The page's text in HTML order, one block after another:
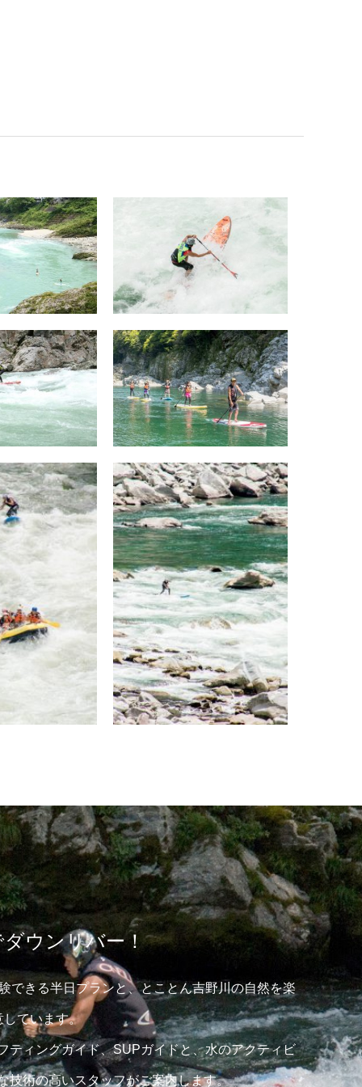
ダウンリバー！
できる半日プランと、とことん吉野川の自然を楽
ています。
ティングガイド、SUPガイドと、水のアクティビ
技術の高いスタッフがご案内します。